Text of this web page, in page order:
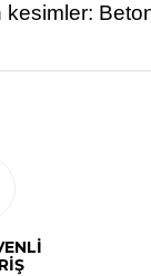
kesimler: